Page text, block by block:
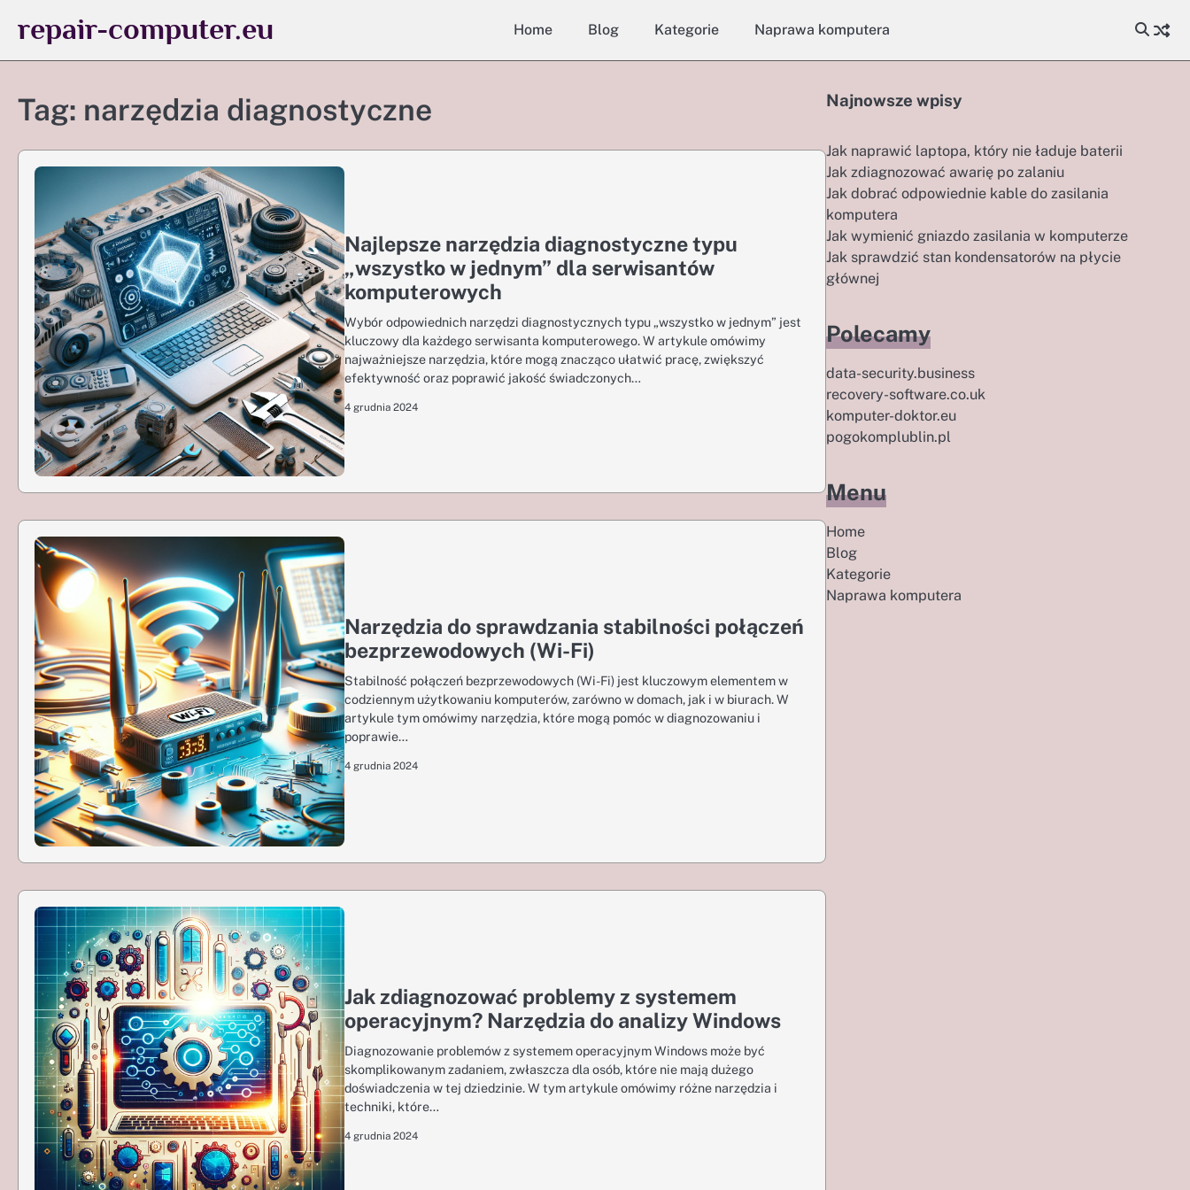
repair-computer.eu Home Blog Kategorie Naprawa komputera
Tag: narzędzia diagnostyczne
Najlepsze narzędzia diagnostyczne typu
„wszystko w jednym” dla serwisantów
komputerowych
Wybór odpowiednich narzędzi diagnostycznych typu „wszystko w jednym” jest
kluczowy dla każdego serwisanta komputerowego. W artykule omówimy
najważniejsze narzędzia, które mogą znacząco ułatwić pracę, zwiększyć
efektywność oraz poprawić jakość świadczonych…
4 grudnia 2024
Narzędzia do sprawdzania stabilności połączeń
bezprzewodowych (Wi-Fi)
Stabilność połączeń bezprzewodowych (Wi-Fi) jest kluczowym elementem w
codziennym użytkowaniu komputerów, zarówno w domach, jak i w biurach. W
artykule tym omówimy narzędzia, które mogą pomóc w diagnozowaniu i
poprawie…
4 grudnia 2024
Jak zdiagnozować problemy z systemem
operacyjnym? Narzędzia do analizy Windows
Diagnozowanie problemów z systemem operacyjnym Windows może być
skomplikowanym zadaniem, zwłaszcza dla osób, które nie mają dużego
doświadczenia w tej dziedzinie. W tym artykule omówimy różne narzędzia i
techniki, które…
4 grudnia 2024
Najnowsze wpisy
Jak naprawić laptopa, który nie ładuje baterii
Jak zdiagnozować awarię po zalaniu
Jak dobrać odpowiednie kable do zasilania
komputera
Jak wymienić gniazdo zasilania w komputerze
Jak sprawdzić stan kondensatorów na płycie
głównej
Polecamy
data-security.business
recovery-software.co.uk
komputer-doktor.eu
pogokomplublin.pl
Menu
Home
Blog
Kategorie
Naprawa komputera